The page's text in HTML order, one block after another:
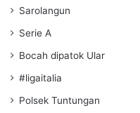
Sarolangun
Serie A
Bocah dipatok Ular
#ligaitalia
Polsek Tuntungan